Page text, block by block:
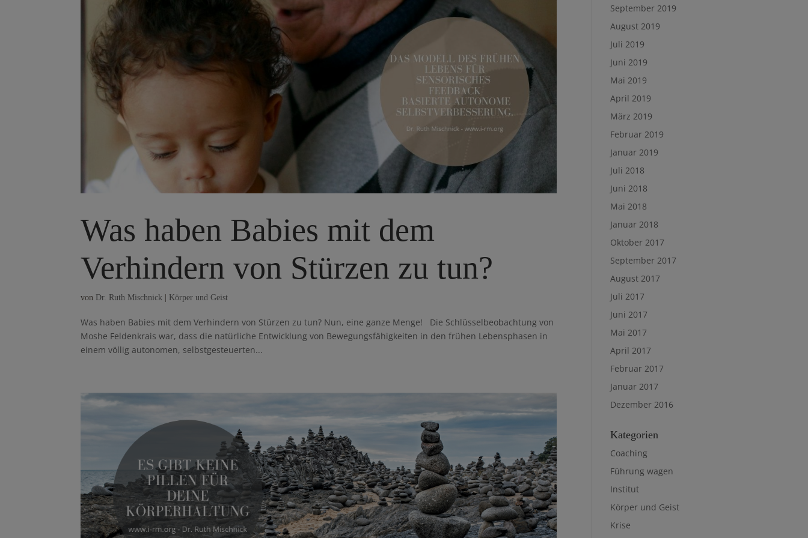
Was haben Babies mit dem
Verhindern von Stürzen zu tun?
von Dr. Ruth Mischnick Körper und Geist
Was haben Babies mit dem Verhindern von Stürzen zu tun? Nun, eine ganze Menge! Die Schlüsselbeobachtung von
Moshe Feldenkrais war, dass die natürliche Entwicklung von Bewegungsfähigkeiten in den frühen Lebensphasen in
einem völlig autonomen, selbstgesteuerten...
September 2019
August 2019
Juli 2019
Juni 2019
Mai 2019
April 2019
März 2019
Februar 2019
Januar 2019
Juli 2018
Juni 2018
Mai 2018
Januar 2018
Oktober 2017
September 2017
August 2017
Juli 2017
Juni 2017
Mai 2017
April 2017
Februar 2017
Januar 2017
Dezember 2016
Kategorien
Coaching
Führung wagen
Institut
Körper und Geist
Krise